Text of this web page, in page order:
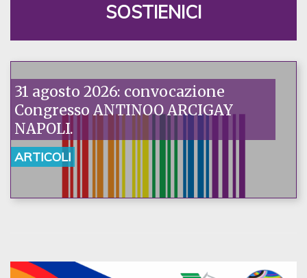
SOSTIENICI
31 agosto 2026: convocazione
Congresso ANTINOO ARCIGAY
NAPOLI.
ARTICOLI